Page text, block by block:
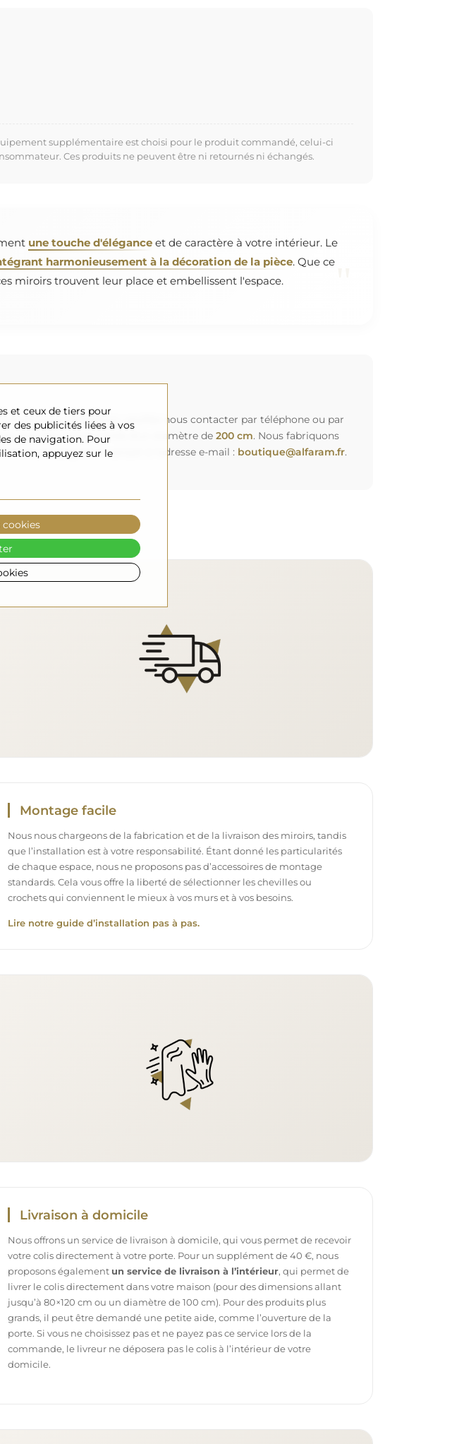
supplémentaire est choisi pour le produit commandé, celui-ci
Ces produits ne peuvent être ni retournés ni échangés.
une touche d'éléganceet de caractère à votre intérieur. Le
harmonieusement à la décoration de la pièce. Que ce
miroirs trouvent leur place et embellissent l'espace.
d'une autre répartition, veuillez nous contacter par téléphone ou par
que des miroirs ronds d'un diamètre de 200 cm. Nous fabriquons
accompagnée du projet à l'adresse e-mail : boutique@alfaram.fr.
Montage facile
Nous nous chargeons de la fabrication et de la livraison des miroirs, tandis
que l’installation est à votre responsabilité. Étant donné les particularités
de chaque espace, nous ne proposons pas d’accessoires de montage
standards. Cela vous offre la liberté de sélectionner les chevilles ou
crochets qui conviennent le mieux à vos murs et à vos besoins.
Lire notre guide d’installation pas à pas.
Livraison à domicile
Nous offrons un service de livraison à domicile, qui vous permet de recevoir
votre colis directement à votre porte. Pour un supplément de 40 €, nous
proposons également un service de livraison à l’intérieur, qui permet de
livrer le colis directement dans votre maison (pour des dimensions allant
jusqu’à 80×120 cm ou un diamètre de 100 cm). Pour des produits plus
grands, il peut être demandé une petite aide, comme l’ouverture de la
porte. Si vous ne choisissez pas et ne payez pas ce service lors de la
commande, le livreur ne déposera pas le colis à l’intérieur de votre
domicile.
et ceux de tiers pour
des publicités liées à vos
de navigation. Pour
appuyez sur le
cookies